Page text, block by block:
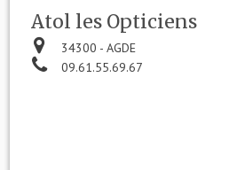
Atol les Opticiens
34300 - AGDE
09.61.55.69.67